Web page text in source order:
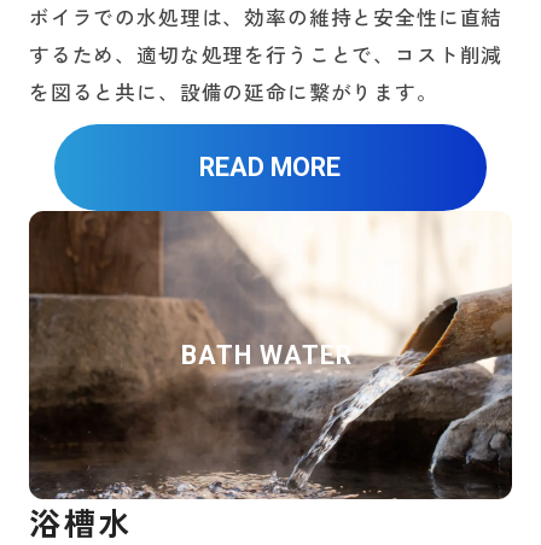
ボイラでの水処理は、効率の維持と安全性に直結
するため、適切な処理を行うことで、コスト削減
を図ると共に、設備の延命に繋がります。
READ MORE
BATH WATER
浴槽水